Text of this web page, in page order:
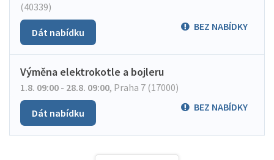
(40339)
BEZ NABÍDKY
Dát nabídku
Výměna elektrokotle a bojleru
1.8. 09:00 - 28.8. 09:00, Praha 7 (17000)
BEZ NABÍDKY
Dát nabídku